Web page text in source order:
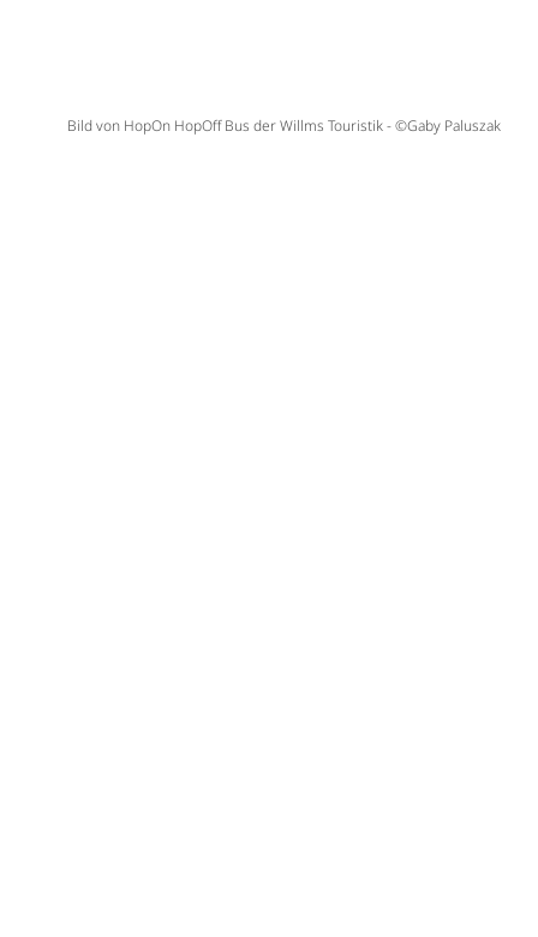
Bild von HopOn HopOff Bus der Willms Touristik - ©Gaby Paluszak